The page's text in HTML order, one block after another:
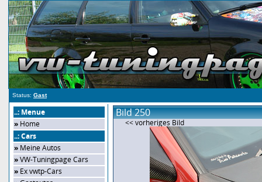
Status: Gast
..: Menue
» Home
..: Cars
» Meine Autos
»VW-Tuningpage Cars
» Ex vwtp-Cars
Bild 250
<< vorheriges Bild